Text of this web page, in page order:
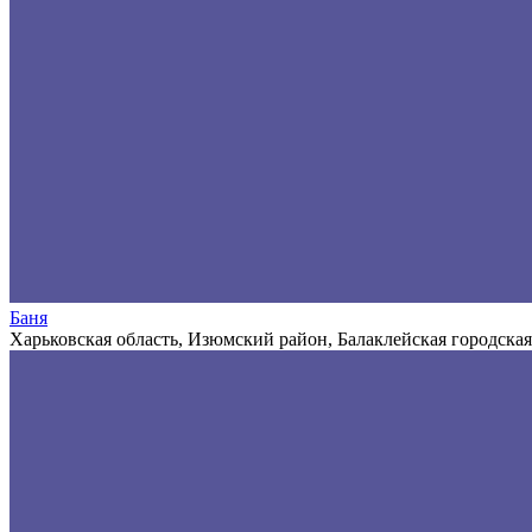
Баня
Харьковская область, Изюмский район, Балаклейская